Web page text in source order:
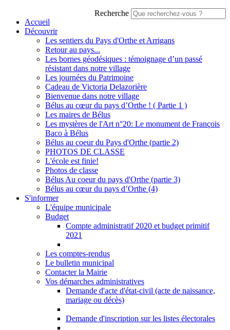
Recherche
Accueil
Découvrir
Les sentiers du Pays d'Orthe et Arrigans
Retour au pays...
Les bornes géodésiques : témoignage d’un passé
résistant dans notre village
Les journées du Patrimoine
Cadeau de Victoria Delazorière
Bienvenue dans notre village
Bélus au cœur du pays d’Orthe ! ( Partie 1 )
Les maires de Bélus
Les mystères de l'Art n°20: Le monument de François
Baco à Bélus
Bélus au coeur du Pays d'Orthe (partie 2)
PHOTOS DE CLASSE
L'école est finie!
Photos de classe
Bélus Au coeur du pays d'Orthe (partie 3)
Bélus au cœur du pays d’Orthe (4)
S'informer
L'équipe municipale
Budget
Compte administratif 2020 et budget primitif
2021
Les comptes-rendus
Le bulletin municipal
Contacter la Mairie
Vos démarches administratives
Demande d'acte d'état-civil (acte de naissance,
mariage ou décès)
Demande d'inscription sur les listes électorales